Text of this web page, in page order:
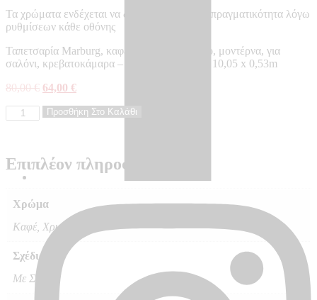
Τα χρώματα ενδέχεται να διαφέρουν από την πραγματικότητα λόγω
ρυθμίσεων κάθε οθόνης
Ταπετσαρία Marburg, καφέ, χρυσή, με σχέδιο, μοντέρνα, για
σαλόνι, κρεβατοκάμαρα – Made in Germany, 10,05 x 0,53m
80,00€ Original
was:
64,00 €Η
τιμή
Ταπετσαρία
τοίχου
-
VR58429
Προσθήκη Στο Καλάθι
Επιπλέον πληροφορίες
Χρώμα
Καφέ, Χρυσό
Σχέδιο
Με Σχέδιο